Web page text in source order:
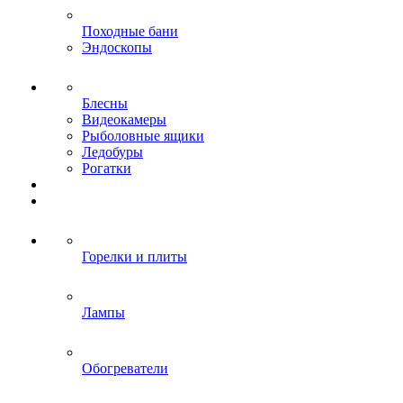
Походные бани
Эндоскопы
Блесны
Видеокамеры
Рыболовные ящики
Ледобуры
Рогатки
Горелки и плиты
Лампы
Обогреватели